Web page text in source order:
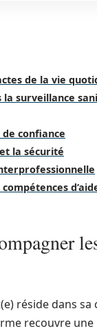
de la vie
la surveillance
confiance
la sécurité
réside dans sa
recouvre